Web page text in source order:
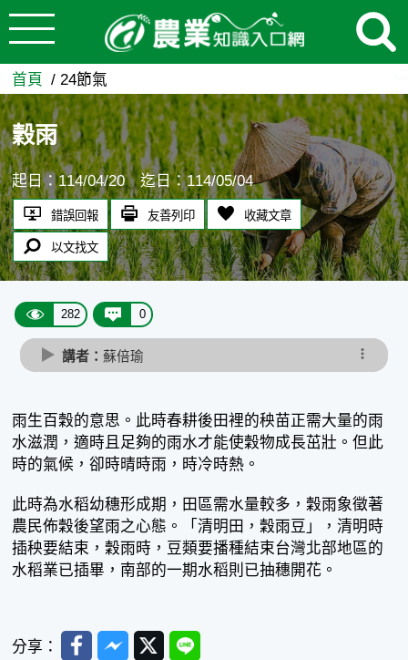
跳到主要內容
穀雨 - 農業知識入口網
首頁 24節氣
穀雨
起日：114/04/20 迄日：114/05/04
錯誤回報 友善列印 收藏文章
以文找文
282 0
講者：蘇倍瑜
雨生百穀的意思。此時春耕後田裡的秧苗正需大量的雨
水滋潤，適時且足夠的雨水才能使穀物成長茁壯。但此
時的氣候，卻時晴時雨，時冷時熱。
此時為水稻幼穗形成期，田區需水量較多，穀雨象徵著
農民佈穀後望雨之心態。「清明田，穀雨豆」，清明時
插秧要結束，穀雨時，豆類要播種結束台灣北部地區的
水稻業已插畢，南部的一期水稻則已抽穗開花。
分享： FacebookMessenger
TwitterLine